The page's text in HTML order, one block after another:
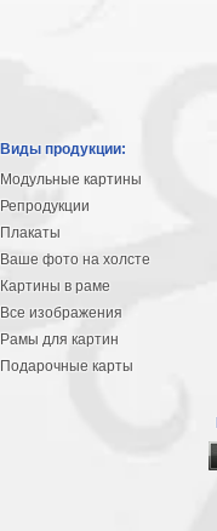
Виды продукции:
Модульные картины
Репродукции
Плакаты
Ваше фото на холсте
Картины в раме
Все изображения
Рамы для картин
Подарочные карты